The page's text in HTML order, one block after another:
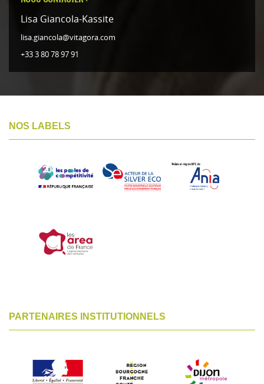
Lisa Giancola-Kassite
lisa.giancola@vitagora.com
+33 3 80 78 97 91
NOS LABELS
PARTENAIRES INSTITUTIONNELS